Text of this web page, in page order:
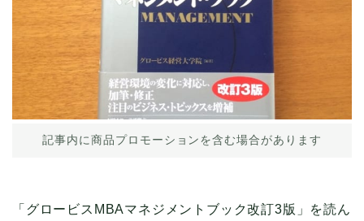
記事内に商品プロモーションを含む場合があります
「グロービスMBAマネジメントブック改訂3版」を読ん